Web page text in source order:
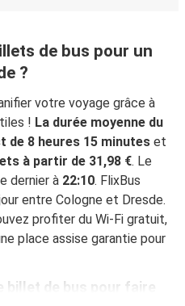
de bus pour un
?
votre voyage grâce à
! La durée moyenne du
de 8 heures 15 minutes et
à partir de 31,98 €. Le
dernier à 22:10. FlixBus
entre Cologne et Dresde.
profiter du Wi-Fi gratuit,
place assise garantie pour
de bus pour faire